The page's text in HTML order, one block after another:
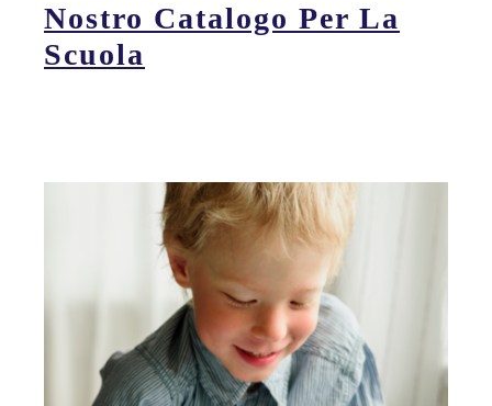
Nostro Catalogo Per La
Scuola